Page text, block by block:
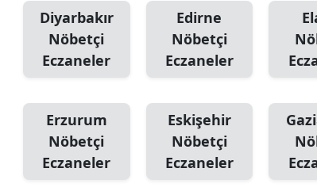
Diyarbakır
Nöbetçi
Eczaneler
Edirne
Nöbetçi
Eczaneler
Erzurum
Nöbetçi
Eczaneler
Eskişehir
Nöbetçi
Eczaneler